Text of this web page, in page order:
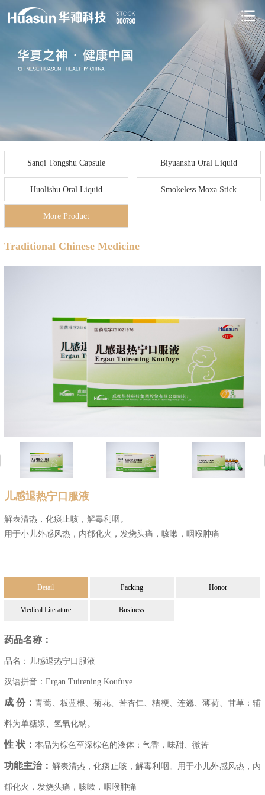
Sanqi Tongshu Capsule Biyuanshu Oral Liquid
Huolishu Oral Liquid Smokeless Moxa Stick
More Product
Traditional Chinese Medicine
儿感退热宁口服液
解表清热，化痰止咳，解毒利咽。
用于小儿外感风热，内郁化火，发烧头痛，咳嗽，咽喉肿痛
Detail Packing Honor
Medical Literature Business
药品名称：
品名：儿感退热宁口服液
汉语拼音：Ergan Tuirening Koufuye
成 份：青蒿、板蓝根、菊花、苦杏仁、桔梗、连翘、薄荷、甘草；辅
料为单糖浆、氢氧化钠。
性 状： 本品为棕色至深棕色的液体；气香，味甜、微苦
功能主治： 解表清热，化痰止咳，解毒利咽。用于小儿外感风热，内
郁化火，发烧头痛，咳嗽，咽喉肿痛